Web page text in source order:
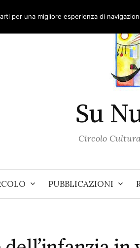
Su
Circolo
PUBBLICAZIONI
per una migliore esperienza di